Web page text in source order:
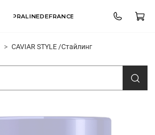
PRALINEDEFRANCE
CAVIAR STYLE /Стайлинг